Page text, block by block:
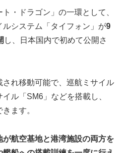
・ドラゴン」の一環として、
システム「タイフォン」が9
し、日本国内で初めて公開さ
れ移動可能で、巡航ミサイル
ル「SM6」などを搭載し、
ます。
が航空基地と港湾施設の両方を